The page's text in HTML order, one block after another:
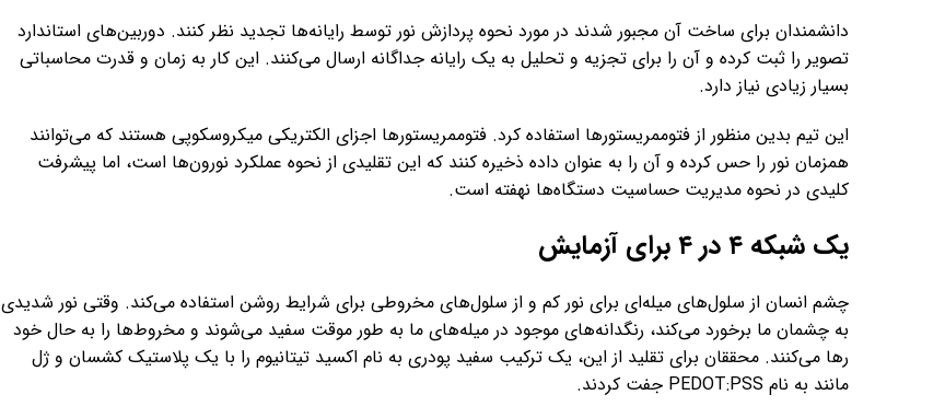
دانشمندان برای ساخت آن مجبور شدند در مورد نحوه پردازش نور توسط رایانه‌ها تجدید نظر کنند. دوربین‌های استاندارد
تصویر را ثبت کرده و آن را برای تجزیه و تحلیل به یک رایانه جداگانه ارسال می‌کنند. این کار به زمان و قدرت محاسباتی
بسیار زیادی نیاز دارد.
این تیم بدین منظور از فتوممریستورها استفاده کرد. فتوممریستورها اجزای الکتریکی میکروسکوپی هستند که می‌توانند
همزمان نور را حس کرده و آن را به عنوان داده ذخیره کنند که این تقلیدی از نحوه عملکرد نورون‌ها است، اما پیشرفت
کلیدی در نحوه مدیریت حساسیت دستگاه‌ها نهفته است.
یک شبکه ۴ در ۴ برای آزمایش
چشم انسان از سلول‌های میله‌ای برای نور کم و از سلول‌های مخروطی برای شرایط روشن استفاده می‌کند. وقتی نور شدیدی
به چشمان ما برخورد می‌کند، رنگدانه‌های موجود در میله‌های ما به طور موقت سفید می‌شوند و مخروط‌ها را به حال خود
رها می‌کنند. محققان برای تقلید از این، یک ترکیب سفید پودری به نام اکسید تیتانیوم را با یک پلاستیک کشسان و ژل
مانند به نام PEDOT:PSS جفت کردند.